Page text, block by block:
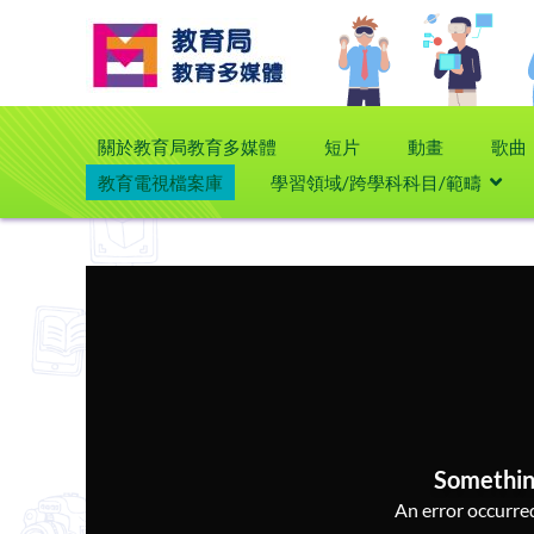
關於教育局教育多媒體 短片 動畫
歌曲
教育電視檔案庫
學習領域/跨學科科目/範疇
An error